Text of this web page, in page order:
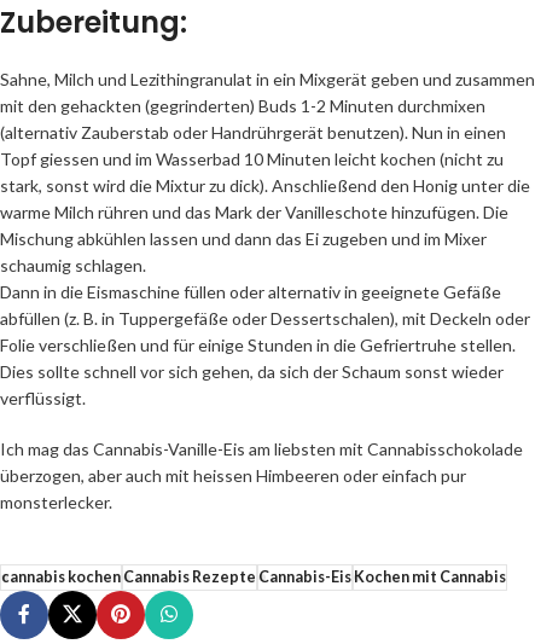
Zubereitung:
Sahne, Milch und Lezithingranulat in ein Mixgerät geben und zusammen
mit den gehackten (gegrinderten) Buds 1-2 Minuten durchmixen
(alternativ Zauberstab oder Handrührgerät benutzen). Nun in einen
Topf giessen und im Wasserbad 10 Minuten leicht kochen (nicht zu
stark, sonst wird die Mixtur zu dick). Anschließend den Honig unter die
warme Milch rühren und das Mark der Vanilleschote hinzufügen. Die
Mischung abkühlen lassen und dann das Ei zugeben und im Mixer
schaumig schlagen.
Dann in die Eismaschine füllen oder alternativ in geeignete Gefäße
abfüllen (z. B. in Tuppergefäße oder Dessertschalen), mit Deckeln oder
Folie verschließen und für einige Stunden in die Gefriertruhe stellen.
Dies sollte schnell vor sich gehen, da sich der Schaum sonst wieder
verflüssigt.
Ich mag das Cannabis-Vanille-Eis am liebsten mit Cannabisschokolade
überzogen, aber auch mit heissen Himbeeren oder einfach pur
monsterlecker.
cannabis kochenCannabis Rezepte Cannabis-EisKochen mit Cannabis